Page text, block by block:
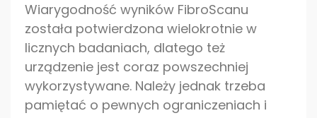
Wiarygodność wyników FibroScanu
została potwierdzona wielokrotnie w
licznych badaniach, dlatego też
urządzenie jest coraz powszechniej
wykorzystywane. Należy jednak trzeba
pamiętać o pewnych ograniczeniach i